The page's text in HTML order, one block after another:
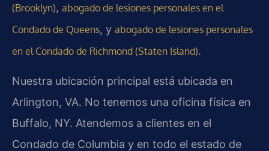
(Brooklyn), abogado de lesiones personales en el
Condado de Queens, y abogado de lesiones personales
en el Condado de Richmond (Staten Island).
Nuestra ubicación principal está ubicada en
Arlington, VA. No tenemos una oficina física en
Buffalo, NY. Atendemos a clientes en el
Condado de Columbia y en todo el estado de